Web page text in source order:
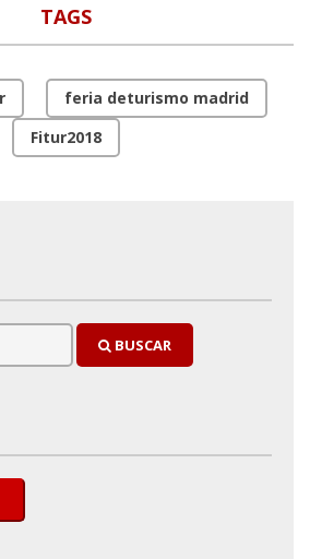
TAGS
feria deturismo madrid
Fitur2018
BUSCAR